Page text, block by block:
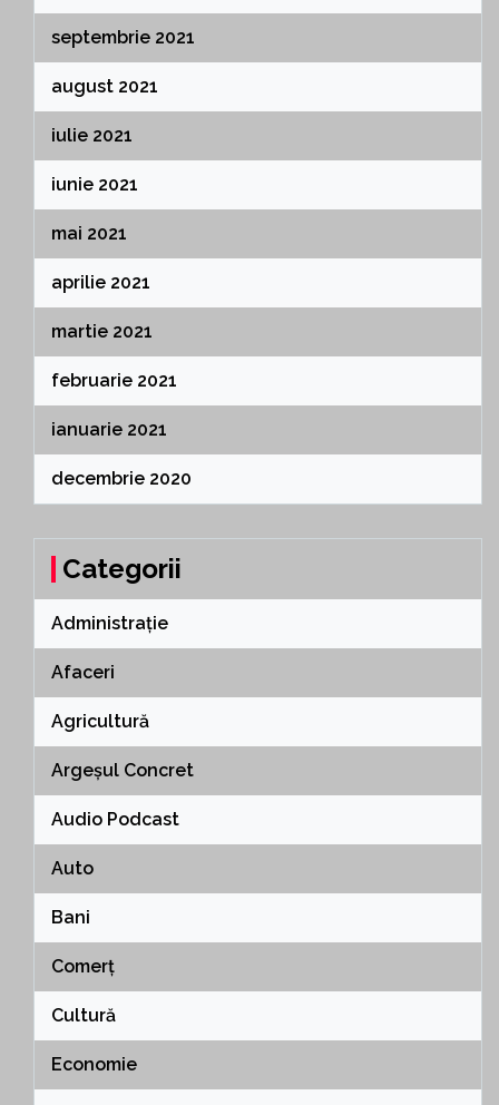
septembrie 2021
august 2021
iulie 2021
iunie 2021
mai 2021
aprilie 2021
martie 2021
februarie 2021
ianuarie 2021
decembrie 2020
Categorii
Administrație
Afaceri
Agricultură
Argeșul Concret
Audio Podcast
Auto
Bani
Comerț
Cultură
Economie